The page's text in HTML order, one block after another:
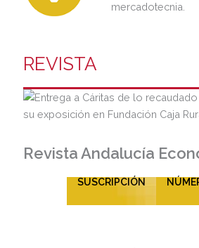
mercadotecnia.
REVISTA
Revista Andalucía
SUSCRIPCIÓN